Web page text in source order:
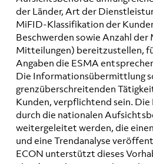
der Länder, Art der
MiFID-Klassifikation der
Beschwerden sowie Anzahl der
Mitteilungen) bereitzustellen,
Angaben die ESMA
Die Informationsübermittlung
grenzüberschreitenden
Kunden, verpflichtend sein.
durch die nationalen
weitergeleitet werden, die
und eine Trendanalyse
ECON unterstützt dieses